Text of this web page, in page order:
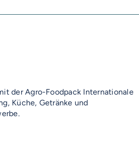
der Agro-Foodpack Internationale
Küche, Getränke und